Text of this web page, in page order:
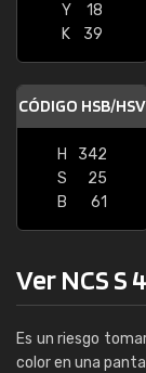
Y
18
K
39
CÓDIGO HSB/HSV
H
342
S
25
B
61
Ver NCS S
Es un riesgo
color en una